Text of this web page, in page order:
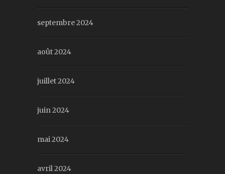
septembre 2024
août 2024
juillet 2024
juin 2024
mai 2024
avril 2024